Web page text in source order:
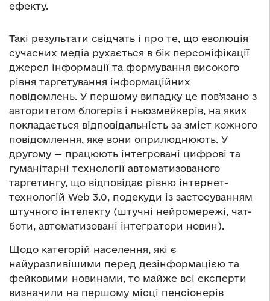
ефекту.
Такі результати свідчать і про те, що еволюція
сучасних медіа рухається в бік персоніфікації
джерел інформації та формування високого
рівня таргетування інформаційних
повідомлень. У першому випадку це пов’язано з
авторитетом блогерів і ньюзмейкерів, на яких
покладається відповідальність за зміст кожного
повідомлення, яке вони оприлюднюють. У
другому — працюють інтегровані цифрові та
гуманітарні технології автоматизованого
таргетингу, що відповідає рівню інтернет-
технологій Web 3.0, подекуди із застосуванням
штучного інтелекту (штучні нейромережі, чат-
боти, автоматизовані інтегратори новин).
Щодо категорій населення, які є
найуразливішими перед дезінформацією та
фейковими новинами, то майже всі експерти
визначили на першому місці пенсіонерів